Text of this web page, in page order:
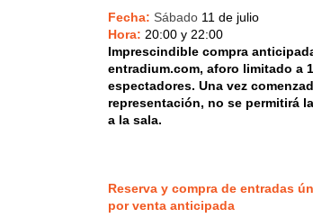
Fecha: Sábado 11 de julio
Hora: 20:00 y 22:00
Imprescindible compra
entradium.com, aforo limitado a
espectadores. Una vez
representación, no se permitirá
a la sala.
Reserva y compra de entradas
por venta anticipada